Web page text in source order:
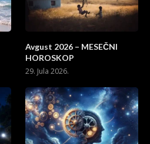
Avgust 2026 – MESEČNI
HOROSKOP
29. Jula 2026.